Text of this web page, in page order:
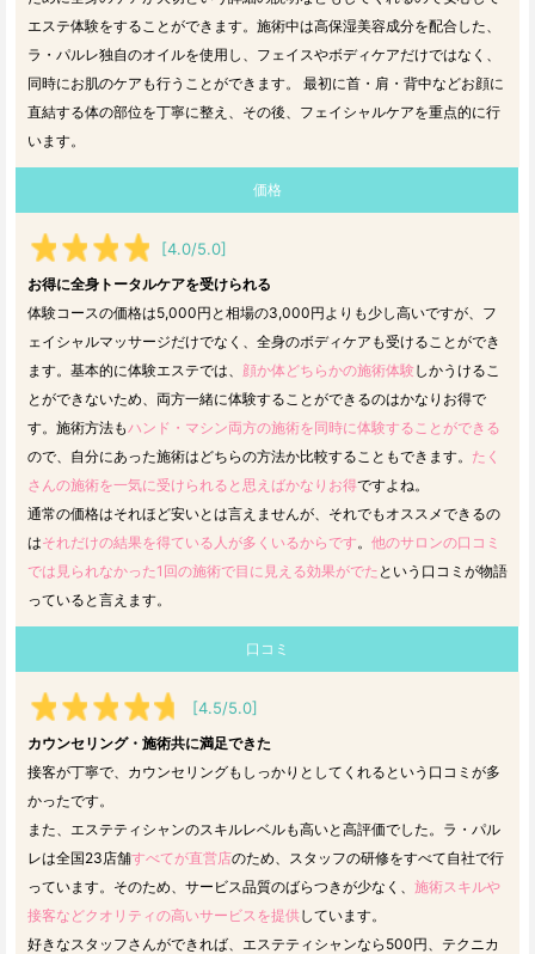
エステ体験をすることができます。施術中は高保湿美容成分を配合した、
ラ・パルレ独自のオイルを使用し、フェイスやボディケアだけではなく、
同時にお肌のケアも行うことができます。 最初に首・肩・背中などお顔に
直結する体の部位を丁寧に整え、その後、フェイシャルケアを重点的に行
います。
価格
[4.0/5.0]
お得に全身トータルケアを受けられる
体験コースの価格は5,000円と相場の3,000円よりも少し高いですが、フ
ェイシャルマッサージだけでなく、全身のボディケアも受けることができ
ます。基本的に体験エステでは、 顔か体どちらかの施術体験 しかうけるこ
とができないため、両方一緒に体験することができるのはかなりお得で
す。施術方法もハンド・マシン両方の施術を同時に体験することができる
ので、自分にあった施術はどちらの方法か比較することもできます。 たく
さんの施術を一気に受けられると思えばかなりお得ですよね。
通常の価格はそれほど安いとは言えませんが、それでもオススメできるの
はそれだけの結果を得ている人が多くいるからです 。 他のサロンの口コミ
では見られなかった1回の施術で目に見える効果がでた という口コミが物語
っていると言えます。
口コミ
[4.5/5.0]
カウンセリング・施術共に満足できた
接客が丁寧で、カウンセリングもしっかりとしてくれるという口コミが多
かったです。
また、エステティシャンのスキルレベルも高いと高評価でした。ラ・パル
レは全国23店舗すべてが直営店のため、スタッフの研修をすべて自社で行
っています。そのため、サービス品質のばらつきが少なく、 施術スキルや
接客などクオリティの高いサービスを提供しています。
好きなスタッフさんができれば、エステティシャンなら500円、テクニカ